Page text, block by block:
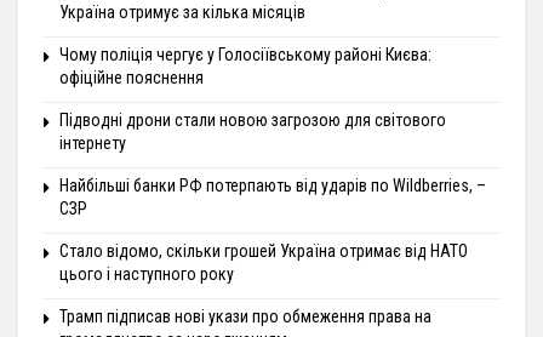
Україна отримує за кілька місяців
Чому поліція чергує у Голосіївському районі Києва:
офіційне пояснення
Підводні дрони стали новою загрозою для світового
інтернету
Найбільші банки РФ потерпають від ударів по Wildberries, –
СЗР
Стало відомо, скільки грошей Україна отримає від НАТО
цього і наступного року
Трамп підписав нові укази про обмеження права на